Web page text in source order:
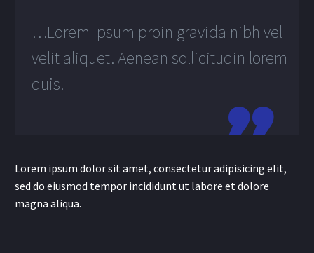
…Lorem Ipsum proin gravida nibh vel
velit aliquet. Aenean sollicitudin lorem
quis!

Lorem ipsum dolor sit amet, consectetur adipisicing elit,
sed do eiusmod tempor incididunt ut labore et dolore
magna aliqua.